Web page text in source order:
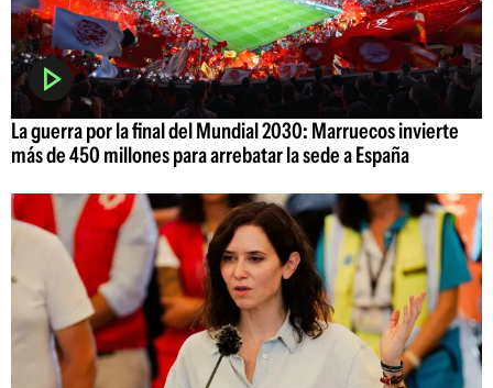
La guerra por la final del Mundial 2030: Marruecos invierte
más de 450 millones para arrebatar la sede a España